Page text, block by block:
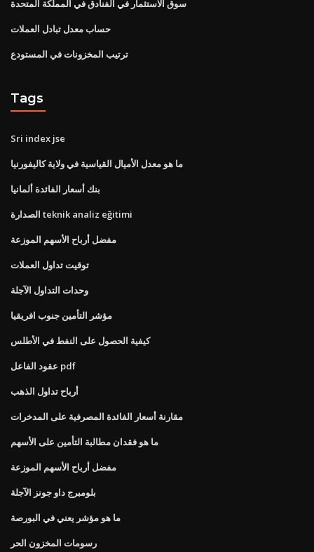
سوق الاستثمار في الفنادق في المملكة المتحدة
حساب معدل تبادل العملات
ترتيب المخزونات في المستودع
Tags
Sri index jse
ما هو معدل الأميال القياسية في ولاية كاليفورنيا
بنك أسعار الفائدة ألمانيا
الصدارة teknik analiz eğitimi
مفضل أرباح الأسهم الموزعة
توقيت تداول العملات
وحدات التداول الآجلة
مؤشر التأمين جنوب افريقيا
كيفية الحصول على النفط في الأطلس
عقود الفاعل pdf
أرباح تداول الذهب
مقارنة أسعار الفائدة المصرفية على المدخرات
ما هو فقدان مطالبة التأمين على الأسهم
مفضل أرباح الأسهم الموزعة
بلومبرج داو جونز الآجلة
ما هو مؤشر يعني في البورصة
رسومات المخزون الحر